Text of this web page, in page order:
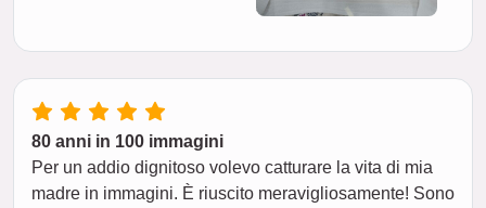
80 anni in 100 immagini
Per un addio dignitoso volevo catturare la vita di mia
madre in immagini. È riuscito meravigliosamente! Sono